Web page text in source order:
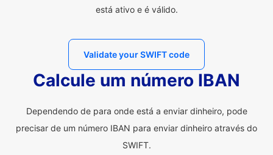
está ativo e é válido.
Validate your SWIFT code
Calcule um número IBAN
Dependendo de para onde está a enviar dinheiro, pode
precisar de um número IBAN para enviar dinheiro através do
SWIFT.